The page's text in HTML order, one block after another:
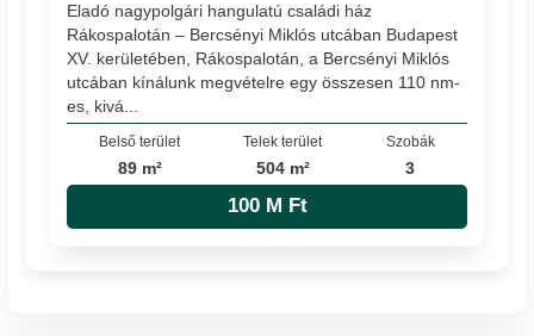
Eladó nagypolgári hangulatú családi ház
Rákospalotán – Bercsényi Miklós utcában Budapest
XV. kerületében, Rákospalotán, a Bercsényi Miklós
utcában kínálunk megvételre egy összesen 110 nm-
es, kivá...
Belső terület
89 m²
Telek terület
504 m²
Szobák
3
100 M Ft